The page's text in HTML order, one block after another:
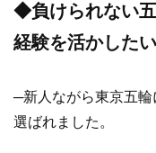
◆負けられない
経験を活かしたい
─新人ながら東京五
選ばれました。